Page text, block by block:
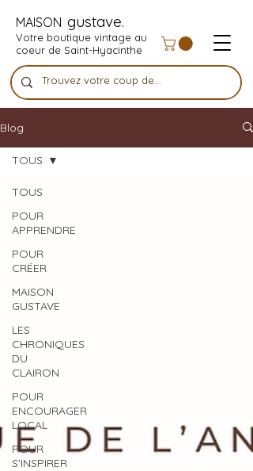
MAISON gustave.
Votre boutique vintage au
coeur de Saint-Hyacinthe
Blog
TOUS
POUR
APPRENDRE
POUR
CRÉER
MAISON
GUSTAVE
LES
CHRONIQUES
DU
CLAIRON
POUR
ENCOURAGER
LOCAL
POUR
S'INSPIRER
TOUS